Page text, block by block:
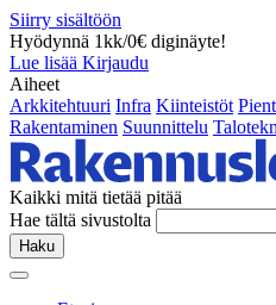
Siirry sisältöön
Hyödynnä 1kk/0€ diginäyte!
Lue lisää Kirjaudu
Aiheet
Arkkitehtuuri Infra Kiinteistöt
Rakentaminen Suunnittelu
Kaikki mitä tietää pitää
Hae tältä sivustolta
Haku